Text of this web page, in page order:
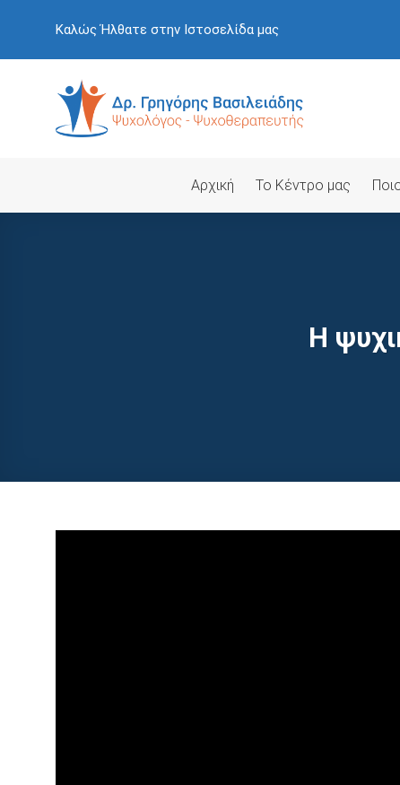
content
Καλώς Ήλθατε στην Ιστοσελίδα μας
Αρχική Το Κέντρο μας
Η